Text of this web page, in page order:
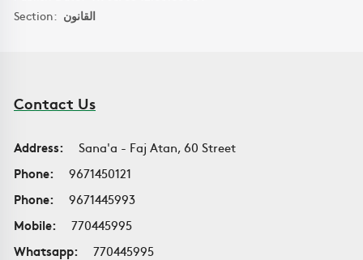
Section: القانون
Contact Us
Address:
Sana'a - Faj Atan, 60 Street
Phone:
9671450121
Phone:
9671445993
Mobile:
770445995
Whatsapp:
770445995